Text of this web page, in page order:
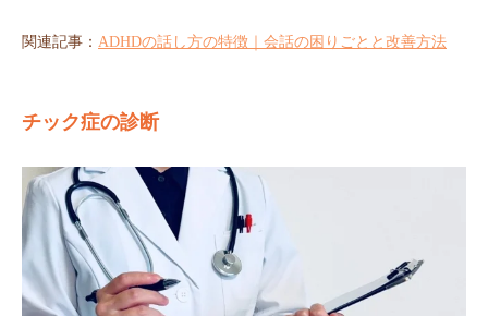
関連記事： ADHDの話し方の特徴｜会話の困りごとと改善方法
チック症の診断